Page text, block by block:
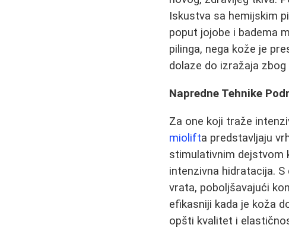
Iskustva sa hemijskim
poput jojobe i badema
pilinga, nega kože je
dolaze do izražaja
Napredne Tehnike
Za one koji traže
miolifta predstavljaju
stimulativnim dejstvom
intenzivna hidratacija.
vrata, poboljšavajući
efikasniji kada je koža
opšti kvalitet i